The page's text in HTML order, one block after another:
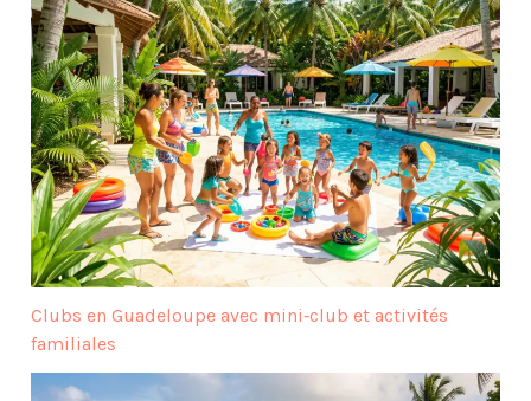
Clubs en Guadeloupe avec mini‑club et activités
familiales